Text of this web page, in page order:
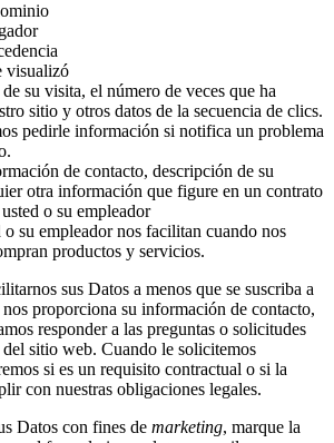
visualizó
su visita, el número de veces que ha
sitio y otros datos de la secuencia de clics.
pedirle información si notifica un problema
de contacto, descripción de su
otra información que figure en un contrato
o su empleador
o su empleador nos facilitan cuando nos
productos y servicios.
sus Datos a menos que se suscriba a
proporciona su información de contacto,
responder a las preguntas o solicitudes
del sitio web. Cuando le solicitemos
si es un requisito contractual o si la
con nuestras obligaciones legales.
Datos con fines de marketing, marque la